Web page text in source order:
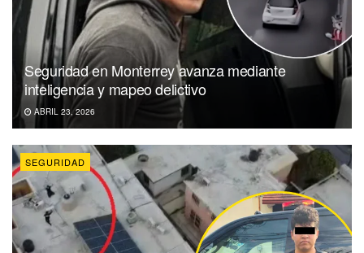
Seguridad en Monterrey avanza mediante
inteligencia y mapeo delictivo
ABRIL 23, 2026
SEGURIDAD